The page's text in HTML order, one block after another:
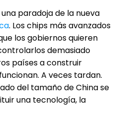
paradoja de la nueva
. Los chips más avanzados
los gobiernos quieren
demasiado
países a construir
A veces tardan.
del tamaño de China se
una tecnología, la